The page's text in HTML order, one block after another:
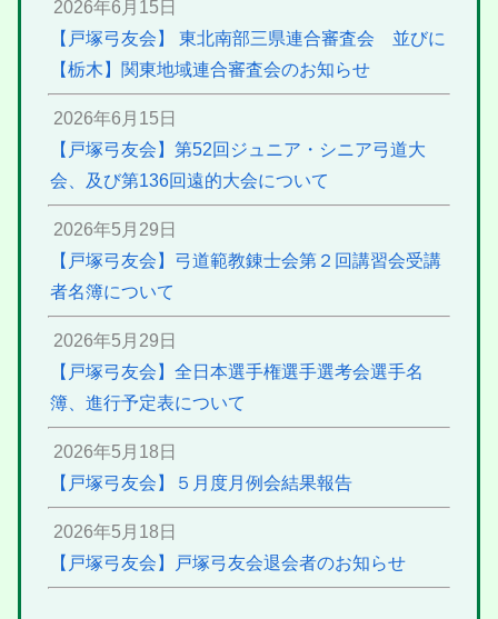
2026年6月15日
【戸塚弓友会】 東北南部三県連合審査会 並びに
【栃木】関東地域連合審査会のお知らせ
2026年6月15日
【戸塚弓友会】第52回ジュニア・シニア弓道大
会、及び第136回遠的大会について
2026年5月29日
【戸塚弓友会】弓道範教錬士会第２回講習会受講
者名簿について
2026年5月29日
【戸塚弓友会】全日本選手権選手選考会選手名
簿、進行予定表について
2026年5月18日
【戸塚弓友会】５月度月例会結果報告
2026年5月18日
【戸塚弓友会】戸塚弓友会退会者のお知らせ